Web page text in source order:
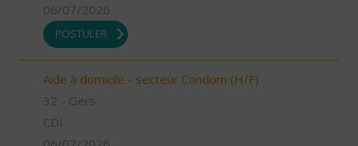
06/07/2026
POSTULER
Aide à domicile - secteur Condom (H/F)
32 - Gers
CDI